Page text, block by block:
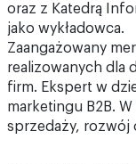
oraz z Katedrą
jako wykładowca.
Zaangażowany
realizowanych dla
firm. Ekspert w
marketingu B2B.
sprzedaży, rozwój